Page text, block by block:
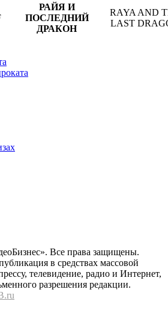
РАЙЯ И
ПОСЛЕДНИЙ
ДРАКОН
RAYA AND
LAST
Все права защищены.
в средствах массовой
телевидение, радио и Интернет,
разрешения редакции.